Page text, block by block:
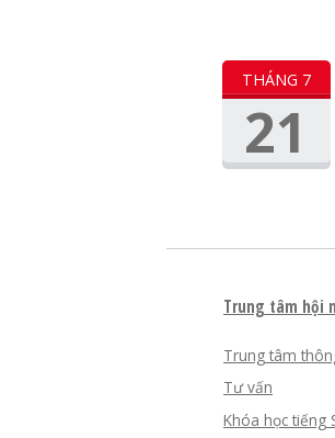
THÁNG 7
21
Trung tâm hội
Trung tâm
Tư vấn
Khóa học tiếng